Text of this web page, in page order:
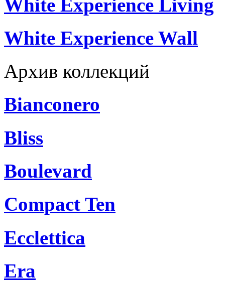
White Experience Living
White Experience Wall
Архив коллекций
Bianconero
Bliss
Boulevard
Compact Ten
Ecclettica
Era